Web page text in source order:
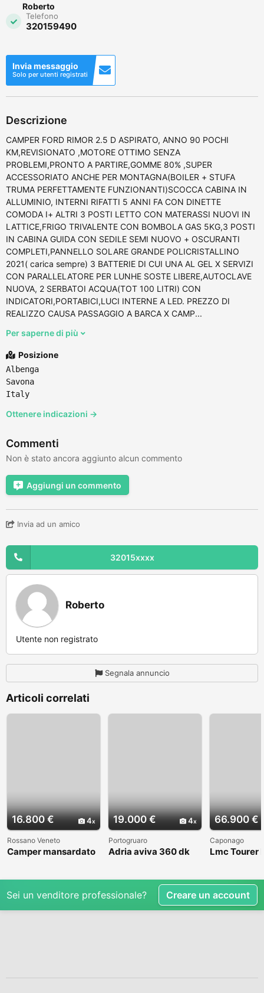
Roberto
Telefono
320159490
Invia messaggio
Solo per utenti registrati
Descrizione
CAMPER FORD RIMOR 2.5 D ASPIRATO, ANNO 90 POCHI
KM,REVISIONATO ,MOTORE OTTIMO SENZA
PROBLEMI,PRONTO A PARTIRE,GOMME 80% ,SUPER
ACCESSORIATO ANCHE PER MONTAGNA(BOILER + STUFA
TRUMA PERFETTAMENTE FUNZIONANTI)SCOCCA CABINA IN
ALLUMINIO, INTERNI RIFATTI 5 ANNI FA CON DINETTE
COMODA I+ ALTRI 3 POSTI LETTO CON MATERASSI NUOVI IN
LATTICE,FRIGO TRIVALENTE CON BOMBOLA GAS 5KG,3 POSTI
IN CABINA GUIDA CON SEDILE SEMI NUOVO + OSCURANTI
COMPLETI,PANNELLO SOLARE GRANDE POLICRISTALLINO
2021( carica sempre) 3 BATTERIE DI CUI UNA AL GEL X SERVIZI
CON PARALLELATORE PER LUNHE SOSTE LIBERE,AUTOCLAVE
NUOVA, 2 SERBATOI ACQUA(TOT 100 LITRI) CON
INDICATORI,PORTABICI,LUCI INTERNE A LED. PREZZO DI
REALIZZO CAUSA PASSAGGIO A BARCA X CAMP...
Per saperne di più
Posizione
Albenga
Savona
Italy
Ottenere indicazioni →
Commenti
Non è stato ancora aggiunto alcun commento
Aggiungi un commento
Invia ad un amico
32015xxxx
Roberto
Utente non registrato
Segnala annuncio
Articoli correlati
16.800 € 4
Rossano Veneto
Camper mansardato
19.000 € 4
Portogruaro
Adria aviva 360 dk
66.900 €
Caponago
Lmc Tourer
Sei un venditore professionale? Creare un account